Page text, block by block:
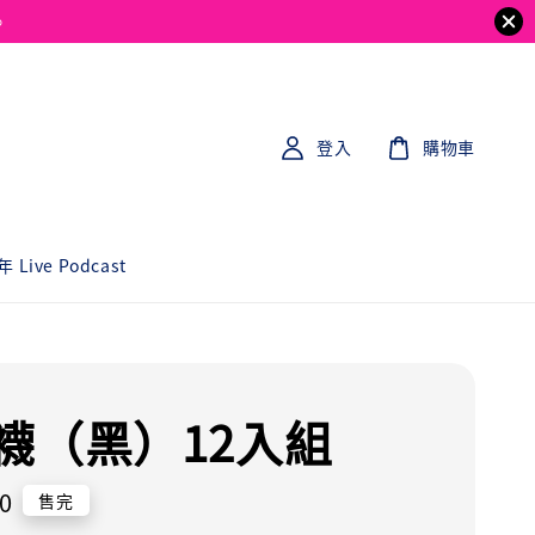
Live Podcast
登入 購物車
（黑）12入組
售完